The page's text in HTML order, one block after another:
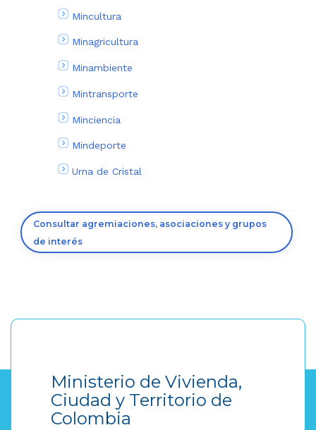
Mincultura
Minagricultura
Minambiente
Mintransporte
Minciencia
Mindeporte
Urna de Cristal
Consultar agremiaciones, asociaciones y grupos
de interés
Ministerio de Vivienda,
Ciudad y Territorio de
Colombia